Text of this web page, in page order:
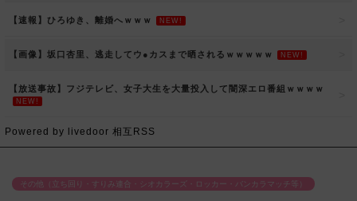
【速報】ひろゆき、離婚へｗｗｗ NEW!
【画像】坂口杏里、逃走してウ●カスまで晒されるｗｗｗｗｗ NEW!
【放送事故】フジテレビ、女子大生を大量投入して闇深エロ番組ｗｗｗｗ
NEW!
Powered by livedoor 相互RSS
その他（立ち回り・すりみ連合・シオカラーズ・ロッカー・バンカラマッチ等）